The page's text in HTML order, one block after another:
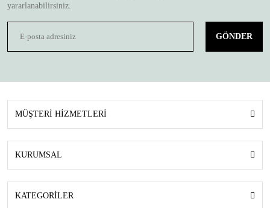
yararlanabilirsiniz.
GÖNDER
MÜŞTERİ HİZMETLERİ
KURUMSAL
KATEGORİLER